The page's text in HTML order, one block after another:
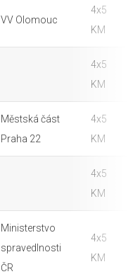
VV Olomouc
4x5
KM
4x5
KM
Městská část
Praha 22
4x5
KM
4x5
KM
Ministerstvo
spravedlnosti
ČR
4x5
KM